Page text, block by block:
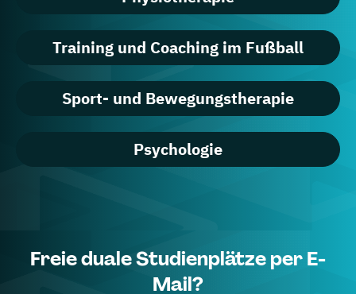
Training und Coaching im Fußball
Sport- und Bewegungstherapie
Psychologie
Freie duale Studienplätze per E-
Mail?